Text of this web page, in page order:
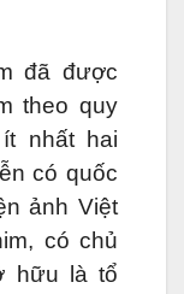
đã được
theo quy
nhất hai
có quốc
ảnh Việt
có chủ
hữu là tổ